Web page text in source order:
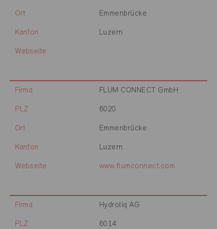
Ort Emmenbrücke
Kanton Luzern
Webseite
Firma FLUM CONNECT GmbH
PLZ 6020
Ort Emmenbrücke
Kanton Luzern
Webseite www.flumconnect.com
Firma Hydroliq AG
PLZ 6014